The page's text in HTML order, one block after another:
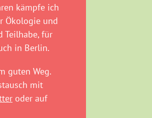
kämpfe ich
Ökologie und
Teilhabe, für
in Berlin.
guten Weg.
mit
oder auf